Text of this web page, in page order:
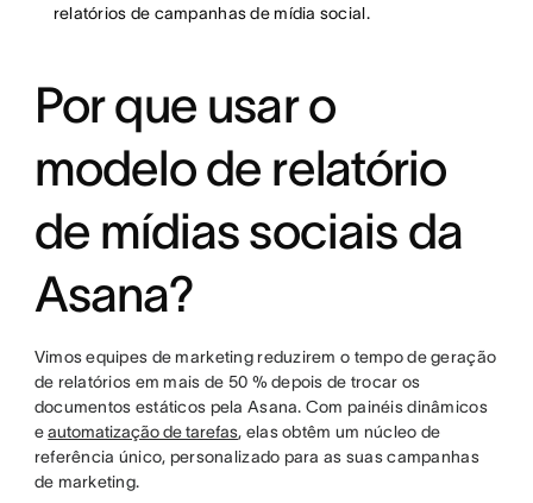
relatórios de campanhas de mídia social.
Por que usar o
modelo de relatório
de mídias sociais da
Asana?
Vimos equipes de marketing reduzirem o tempo de geração
de relatórios em mais de 50 % depois de trocar os
documentos estáticos pela Asana. Com painéis dinâmicos
eautomatização de tarefas, elas obtêm um núcleo de
referência único, personalizado para as suas campanhas
de marketing.